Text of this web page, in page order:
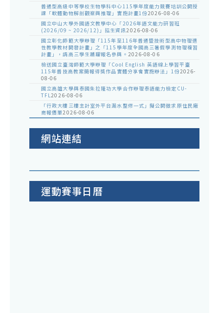
普通型高級中等學校生物學科中心115學年度能力競賽培訓公開授
課「軟體動物解剖觀察與推理」實施計畫1份2026-08-06
國立中山大學外國語文教學中心「2026年語文能力研習班
(2026/09 ~ 2026/12)」招生資訊2026-08-06
國立彰化師範大學辦理「115年至116年普通暨技術型高中物理適
性教學教材開發計畫」之「115學年度全國高三暑假學測物理複習
計畫」，請高三學生踴躍報名參與。 2026-08-06
檢送國立臺灣師範大學辦理「Cool English 英語線上學習平臺
115年普技高教案簡報得獎作品實體分享會實施辦法」1份2026-
08-06
國立高雄大學與泰國朱拉隆功大學合作辦理泰語能力檢定CU-
TFL2026-08-06
「行政大樓三樓主計室外平台漏水整修一式」擬公開徵求原住民廠
商報價單2026-08-06
網站連結
運動賽事日曆